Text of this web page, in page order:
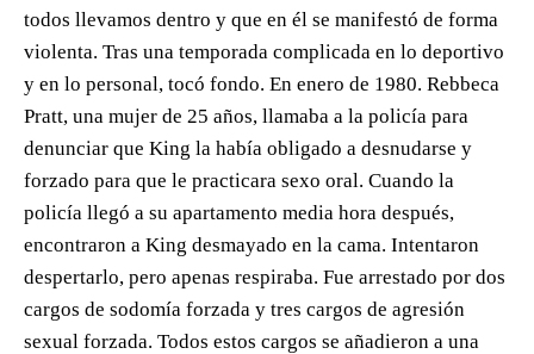
todos llevamos dentro y que en él se manifestó de forma
violenta. Tras una temporada complicada en lo deportivo
y en lo personal, tocó fondo. En enero de 1980. Rebbeca
Pratt, una mujer de 25 años, llamaba a la policía para
denunciar que King la había obligado a desnudarse y
forzado para que le practicara sexo oral. Cuando la
policía llegó a su apartamento media hora después,
encontraron a King desmayado en la cama. Intentaron
despertarlo, pero apenas respiraba. Fue arrestado por dos
cargos de sodomía forzada y tres cargos de agresión
sexual forzada. Todos estos cargos se añadieron a una